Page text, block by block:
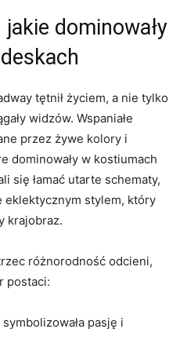
dominowały
tętnił życiem, a nie tylko
widzów. Wspaniałe
przez żywe kolory i
dominowały w kostiumach
się łamać utarte schematy,
eklektycznym stylem, który
krajobraz.
różnorodność odcieni,
postaci:
symbolizowała pasję i